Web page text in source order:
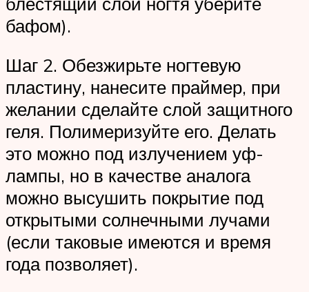
бафом).
Шаг 2. Обезжирьте ногтевую
пластину, нанесите праймер, при
желании сделайте слой защитного
геля. Полимеризуйте его. Делать
это можно под излучением уф-
лампы, но в качестве аналога
можно высушить покрытие под
открытыми солнечными лучами
(если таковые имеются и время
года позволяет).